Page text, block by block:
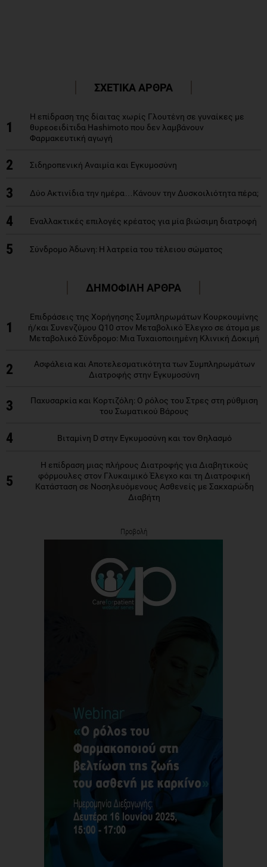
ΣΧΕΤΙΚΑ ΑΡΘΡΑ
1
Η επίδραση της δίαιτας χωρίς Γλουτένη σε γυναίκες με
θυρεοειδίτιδα Hashimoto που δεν λαμβάνουν
Φαρμακευτική αγωγή
2 Σιδηροπενική Αναιμία και Εγκυμοσύνη
3 Δύο Ακτινίδια την ημέρα…Κάνουν την Δυσκοιλιότητα πέρα;
4 Εναλλακτικές επιλογές κρέατος για μία βιώσιμη διατροφή
5 Σύνδρομο Άδωνη: Η λατρεία του τέλειου σώματος
ΔΗΜΟΦΙΛΗ ΑΡΘΡΑ
1
Επιδράσεις της Χορήγησης Συμπληρωμάτων Κουρκουμίνης
ή/και Συνενζύμου Q10 στον Μεταβολικό Έλεγχο σε άτομα με
Μεταβολικό Σύνδρομο: Μια Τυχαιοποιημένη Κλινική Δοκιμή
2
Ασφάλεια και Αποτελεσματικότητα των Συμπληρωμάτων
Διατροφής στην Εγκυμοσύνη
3
Παχυσαρκία και Κορτιζόλη: Ο ρόλος του Στρες στη ρύθμιση
του Σωματικού Βάρους
4 Βιταμίνη D στην Εγκυμοσύνη και τον Θηλασμό
5
Η επίδραση μιας πλήρους Διατροφής για Διαβητικούς
φόρμουλες στον Γλυκαιμικό Έλεγχο και τη Διατροφική
Κατάσταση σε Νοσηλευόμενους Ασθενείς με Σακχαρώδη
Διαβήτη
Προβολή